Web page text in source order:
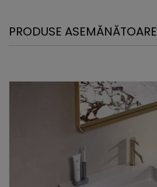
PRODUSE ASEMĂNĂTOARE